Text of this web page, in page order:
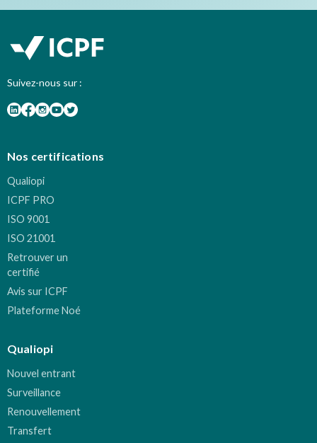
Suivez-nous sur :
Nos certifications
Qualiopi
ICPF PRO
ISO 9001
ISO 21001
Retrouver un
certifié
Avis sur ICPF
Plateforme Noé
Qualiopi
Nouvel entrant
Surveillance
Renouvellement
Transfert